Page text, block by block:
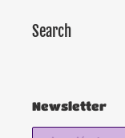
Search
Newsletter